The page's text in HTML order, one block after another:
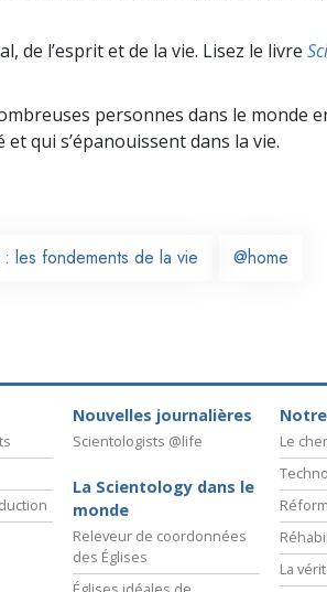
de l’esprit et de la vie. Lisez le livre
personnes dans le monde
qui s’épanouissent dans la vie.
les fondements de la vie @home
Nouvelles journalières
Scientologists @life
La Scientology dans le
monde
Releveur de coordonnées
des Églises
Le
La